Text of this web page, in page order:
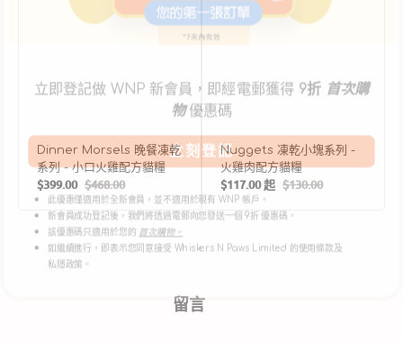
Dinner Morsels 晚餐凍乾
系列 - 小口火雞配方貓糧
售
價
$399.00 定
價
$468.00
糧
Nuggets 凍乾小塊系列 -
火雞肉配方貓糧
售
價
$117.00 起 定
$130.00
留言
物優惠碼
立刻登記
此優惠僅適用於全新會員，並不適用於現有 WNP 帳戶。
新會員成功登記後，我們將透過電郵向您發送一個 9折 優惠碼。
該優惠碼只適用於您的首次購物。
如繼續進行，即表示您同意接受 Whiskers N Paws Limited 的使用條款及
私隱政策。